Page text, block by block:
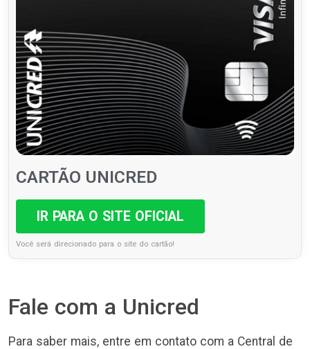
CARTÃO UNICRED
IR PARA O SITE OFICIAL
Você será direcionado para o site do cartão!
Fale com a Unicred
Para saber mais, entre em contato com a Central de